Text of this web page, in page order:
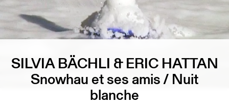
Éditions
Informations
FR/EN
SILVIA BÄCHLI & ERIC HATTAN
Snowhau et ses amis / Nuit
blanche